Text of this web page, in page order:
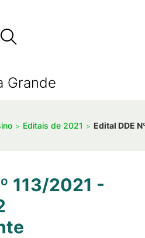
Grande
Editais de 2021 Edital DDE
113/2021 -